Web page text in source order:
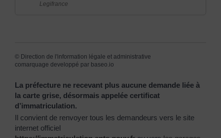
Legifrance
© Direction de l'information légale et administrative
comarquage developpé par baseo.io
La préfecture ne recevant plus aucune demande liée à
la carte grise, désormais appelée certificat
d’immatriculation.
Il convient de renvoyer tous les demandeurs vers le site
internet officiel